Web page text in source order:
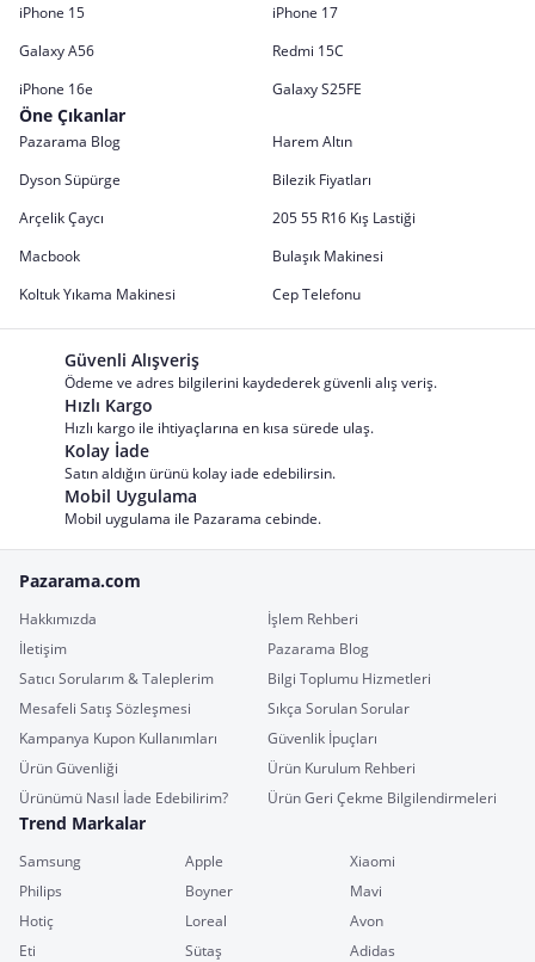
iPhone 15
iPhone 17
Galaxy A56
Redmi 15C
iPhone 16e
Galaxy S25FE
Öne Çıkanlar
Pazarama Blog
Harem Altın
Dyson Süpürge
Bilezik Fiyatları
Arçelik Çaycı
205 55 R16 Kış Lastiği
Macbook
Bulaşık Makinesi
Koltuk Yıkama Makinesi
Cep Telefonu
Güvenli Alışveriş
Ödeme ve adres bilgilerini kaydederek güvenli alış veriş.
Hızlı Kargo
Hızlı kargo ile ihtiyaçlarına en kısa sürede ulaş.
Kolay İade
Satın aldığın ürünü kolay iade edebilirsin.
Mobil Uygulama
Mobil uygulama ile Pazarama cebinde.
Pazarama.com
Hakkımızda
İşlem Rehberi
İletişim
Pazarama Blog
Satıcı Sorularım & Taleplerim
Bilgi Toplumu Hizmetleri
Mesafeli Satış Sözleşmesi
Sıkça Sorulan Sorular
Kampanya Kupon Kullanımları
Güvenlik İpuçları
Ürün Güvenliği
Ürün Kurulum Rehberi
Ürünümü Nasıl İade Edebilirim?
Ürün Geri Çekme Bilgilendirmeleri
Trend Markalar
Samsung Apple
Xiaomi
Philips
Boyner
Mavi
Hotiç
Loreal
Avon
Eti
Sütaş
Adidas